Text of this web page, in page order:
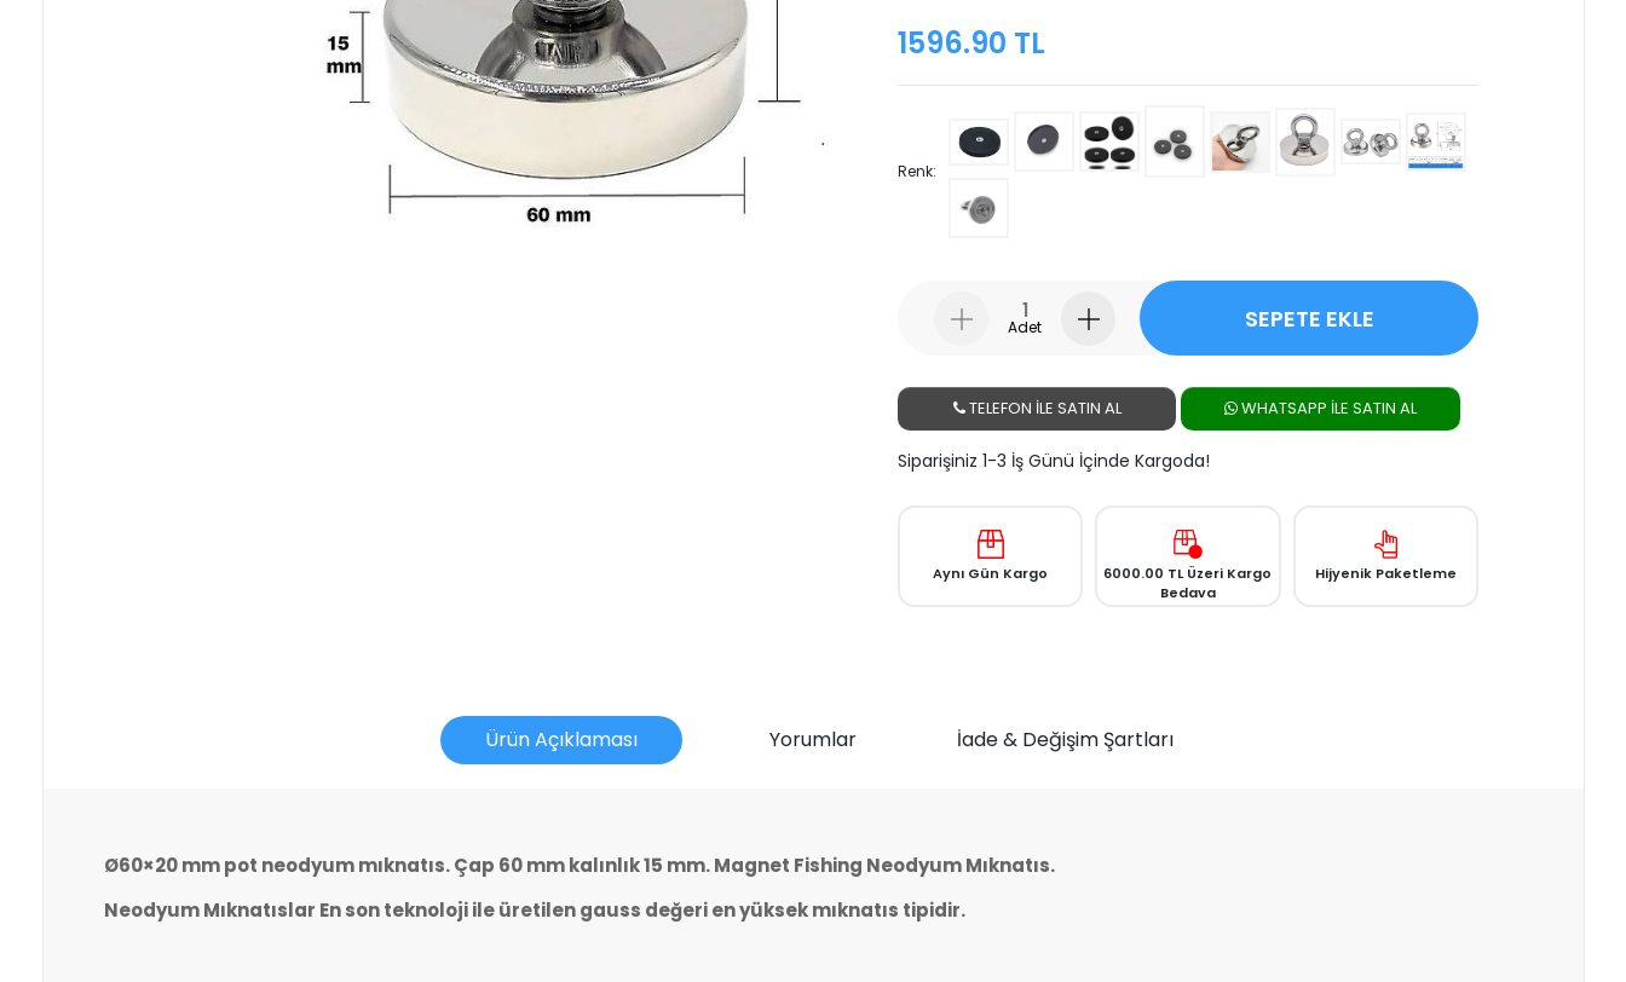
1596.90 TL
Renk:
Adet SEPETE EKLE
TELEFON İLE SATIN AL WHATSAPP ILE SATIN AL
Siparişiniz 1-3 İş Günü İçinde Kargoda!
Aynı Gün Kargo
6000.00 TL Üzeri Kargo
Bedava
Hijyenik Paketleme
Ürün Açıklaması
Ø60×20 mm pot neodyum mıknatıs. Çap 60 mm kalınlık 15 mm. Magnet Fishing Neodyum Mıknatıs.
Neodyum Mıknatıslar En son teknoloji ile üretilen gauss değeri en yüksek mıknatıs tipidir.
Yorumlar İade & Değişim Şartları
İade İşlemlerinde Kargo Ücretlendirmesi Yapılıyor mu?